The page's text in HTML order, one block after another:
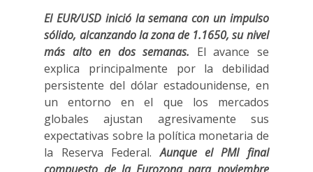
El EUR/USD inició la semana con un impulso
sólido, alcanzando la zona de 1.1650, su nivel
más alto en dos semanas. El avance se
explica principalmente por la debilidad
persistente del dólar estadounidense, en
un entorno en el que los mercados
globales ajustan agresivamente sus
expectativas sobre la política monetaria de
la Reserva Federal.Aunque el PMI final